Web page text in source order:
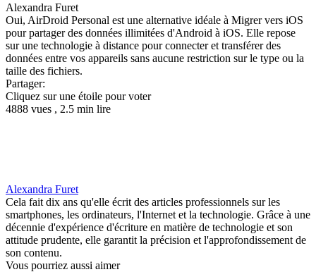
Alexandra Furet
Oui, AirDroid Personal est une alternative idéale à Migrer vers iOS
pour partager des données illimitées d'Android à iOS. Elle repose
sur une technologie à distance pour connecter et transférer des
données entre vos appareils sans aucune restriction sur le type ou la
taille des fichiers.
Partager:
Cliquez sur une étoile pour voter
4888 vues , 2.5 min lire
Alexandra Furet
Cela fait dix ans qu'elle écrit des articles professionnels sur les
smartphones, les ordinateurs, l'Internet et la technologie. Grâce à une
décennie d'expérience d'écriture en matière de technologie et son
attitude prudente, elle garantit la précision et l'approfondissement de
son contenu.
Vous pourriez aussi aimer